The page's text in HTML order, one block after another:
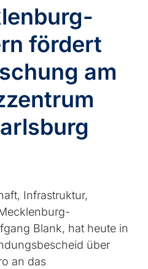
fördert
am
Infrastruktur,
Blank, hat heute in
über
an das